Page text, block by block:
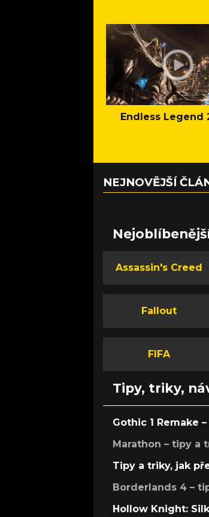
Endless Legend
NEJNOVĚJŠÍ
Assassin's Creed
Fallout
FIFA
Tipy, triky,
Gothic 1 Remake
Marathon – tipy a
Tipy a triky, jak
Borderlands 4 –
Hollow Knight: